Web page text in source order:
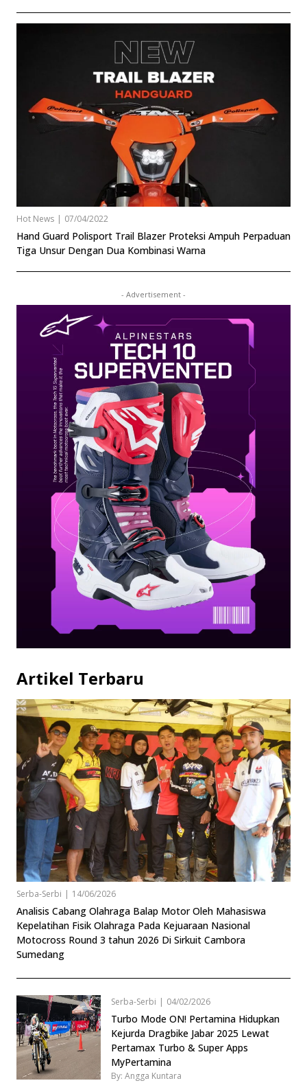
Hot News | 07/04/2022
Hand Guard Polisport Trail Blazer Proteksi Ampuh Perpaduan
Tiga Unsur Dengan Dua Kombinasi Warna
- Advertisement -
Artikel Terbaru
Serba-Serbi | 14/06/2026
Analisis Cabang Olahraga Balap Motor Oleh Mahasiswa
Kepelatihan Fisik Olahraga Pada Kejuaraan Nasional
Motocross Round 3 tahun 2026 Di Sirkuit Cambora
Sumedang
Serba-Serbi | 04/02/2026
Turbo Mode ON! Pertamina Hidupkan
Kejurda Dragbike Jabar 2025 Lewat
Pertamax Turbo & Super Apps
MyPertamina
By: Angga Kuntara